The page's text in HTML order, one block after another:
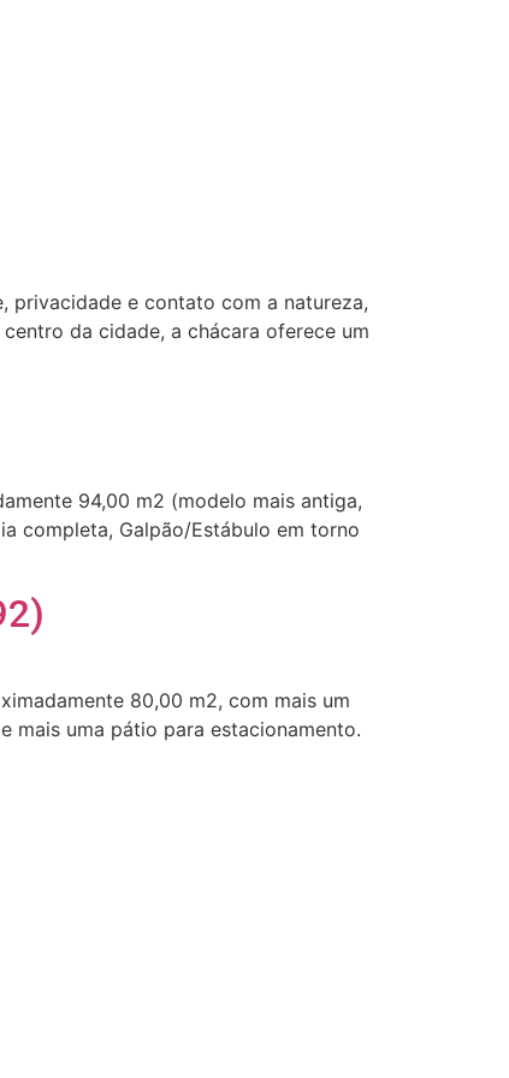
privacidade e contato com a natureza,
da cidade, a chácara oferece um
94,00 m2 (modelo mais antiga,
completa, Galpão/Estábulo em torno
80,00 m2, com mais um
mais uma pátio para estacionamento.